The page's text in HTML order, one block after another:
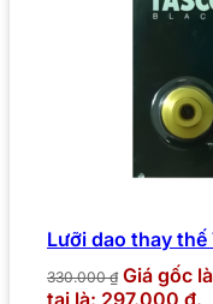
Lưỡi dao thay
330.000₫ Giá gốc